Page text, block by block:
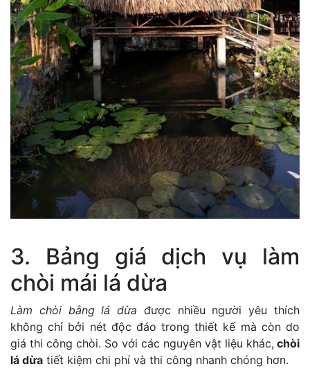
3. Bảng giá dịch vụ làm
chòi mái lá dừa
Làm chòi bằng lá dừa được nhiều người yêu thích
không chỉ bởi nét độc đáo trong thiết kế mà còn do
giá thi công chòi. So với các nguyên vật liệu khác, chòi
lá dừa tiết kiệm chi phí và thi công nhanh chóng hơn.